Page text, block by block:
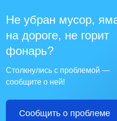
Не убран мусор,
на дороге, не горит
фонарь?
Столкнулись с проблемой —
сообщите о ней!
Сообщить о проблеме